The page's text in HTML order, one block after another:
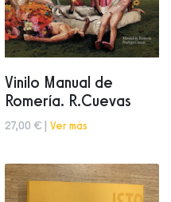
Vinilo Manual de
Romería. R.Cuevas
27,00 € | Ver más